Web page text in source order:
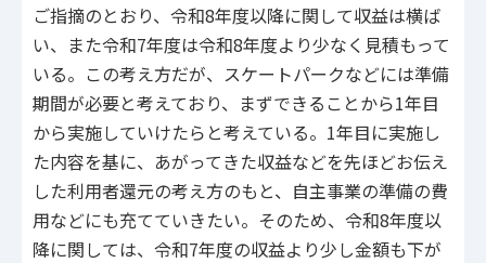
ご指摘のとおり、令和8年度以降に関して収益は横ば
い、また令和7年度は令和8年度より少なく見積もって
いる。この考え方だが、スケートパークなどには準備
期間が必要と考えており、まずできることから1年目
から実施していけたらと考えている。1年目に実施し
た内容を基に、あがってきた収益などを先ほどお伝え
した利用者還元の考え方のもと、自主事業の準備の費
用などにも充てていきたい。そのため、令和8年度以
降に関しては、令和7年度の収益より少し金額も下が